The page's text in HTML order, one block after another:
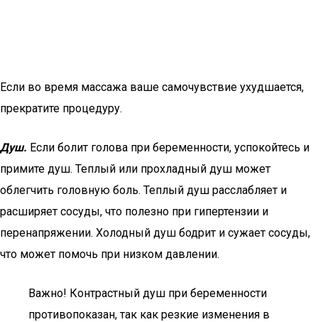
Если во время массажа ваше самочувствие ухудшается,
прекратите процедуру.
Душ. Если болит голова при беременности, успокойтесь и
примите душ. Теплый или прохладный душ может
облегчить головную боль. Теплый душ расслабляет и
расширяет сосуды, что полезно при гипертензии и
перенапряжении. Холодный душ бодрит и сужает сосуды,
что может помочь при низком давлении.
Важно! Контрастный душ при беременности
противопоказан, так как резкие изменения в